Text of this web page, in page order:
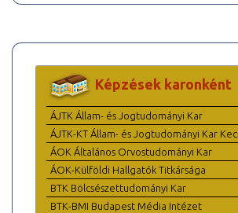
Képzések karonként
ÁJTK Állam- és Jogtudományi Kar
ÁJTK-KT Állam- és Jogtudományi Kar
ÁOK Általános Orvostudományi Kar
ÁOK-Külföldi Hallgatók Titkársága
BTK Bölcsészettudományi Kar
BTK-BMI Budapest Média Intézet